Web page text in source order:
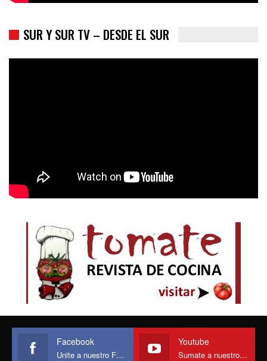
SUR Y SUR TV – DESDE EL SUR
Facebook
Unite a nuestro Face
Youtube
Sumate a nuestro canal